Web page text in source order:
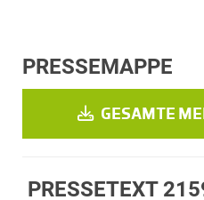
PRESSEMAPPE
GESAMTE
PRESSETEXT